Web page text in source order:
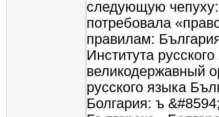
следующую
потребовала
правилам:
Института
великодержавный
русского языка
Болгария: ъ